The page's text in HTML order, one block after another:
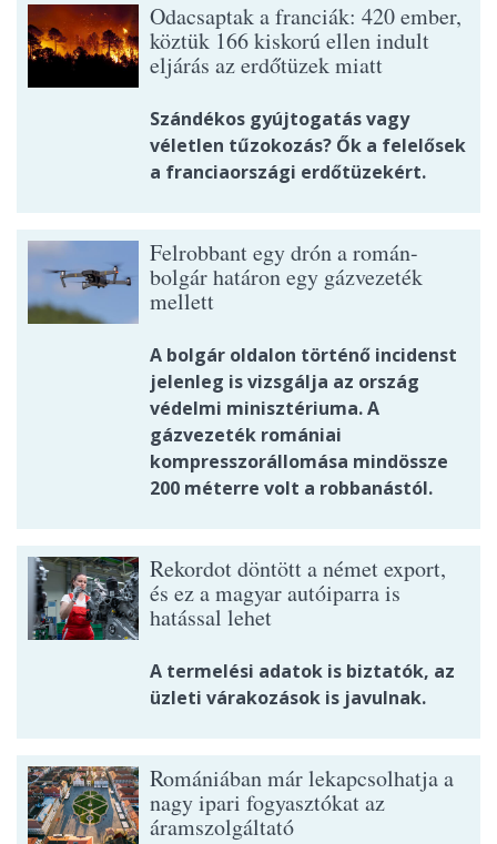
Odacsaptak a franciák: 420 ember,
köztük 166 kiskorú ellen indult
eljárás az erdőtüzek miatt
Szándékos gyújtogatás vagy
véletlen tűzokozás? Ők a felelősek
a franciaországi erdőtüzekért.
Felrobbant egy drón a román-
bolgár határon egy gázvezeték
mellett
A bolgár oldalon történő incidenst
jelenleg is vizsgálja az ország
védelmi minisztériuma. A
gázvezeték romániai
kompresszorállomása mindössze
200 méterre volt a robbanástól.
Rekordot döntött a német export,
és ez a magyar autóiparra is
hatással lehet
A termelési adatok is biztatók, az
üzleti várakozások is javulnak.
Romániában már lekapcsolhatja a
nagy ipari fogyasztókat az
áramszolgáltató